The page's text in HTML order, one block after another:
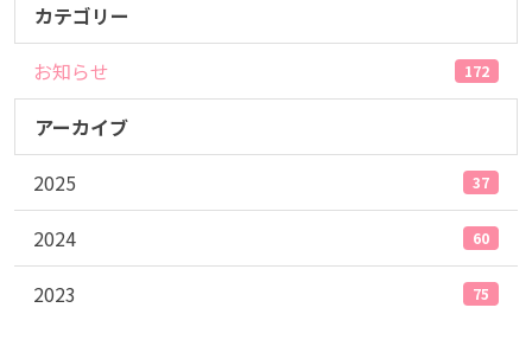
カテゴリー
お知らせ
172
アーカイブ
2025
37
2024 60
2023 75